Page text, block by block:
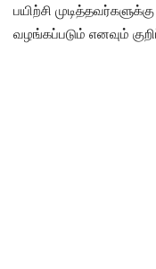
பயிற்சி
வழங்கப்படும் எனவும்